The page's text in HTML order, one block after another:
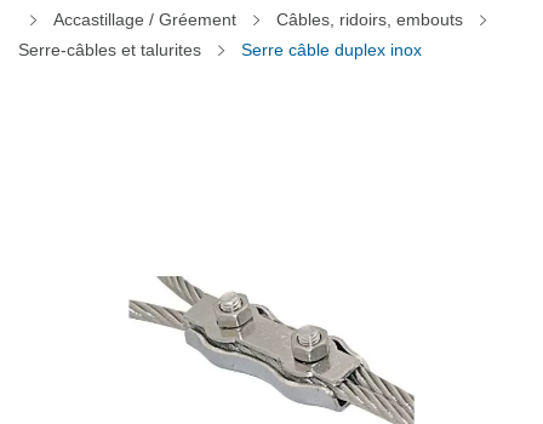
Accastillage / Gréement
Câbles, ridoirs, embouts
Serre-câbles et talurites
Serre câble duplex inox